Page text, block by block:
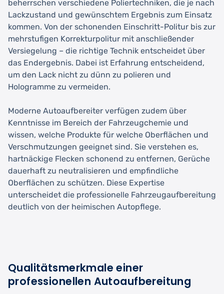
beherrschen verschiedene Poliertechniken, die je nach
Lackzustand und gewünschtem Ergebnis zum Einsatz
kommen. Von der schonenden Einschritt-Politur bis zur
mehrstufigen Korrekturpolitur mit anschließender
Versiegelung – die richtige Technik entscheidet über
das Endergebnis. Dabei ist Erfahrung entscheidend,
um den Lack nicht zu dünn zu polieren und
Hologramme zu vermeiden.
Moderne Autoaufbereiter verfügen zudem über
Kenntnisse im Bereich der Fahrzeugchemie und
wissen, welche Produkte für welche Oberflächen und
Verschmutzungen geeignet sind. Sie verstehen es,
hartnäckige Flecken schonend zu entfernen, Gerüche
dauerhaft zu neutralisieren und empfindliche
Oberflächen zu schützen. Diese Expertise
unterscheidet die professionelle Fahrzeugaufbereitung
deutlich von der heimischen Autopflege.
Qualitätsmerkmale einer
professionellen Autoaufbereitung